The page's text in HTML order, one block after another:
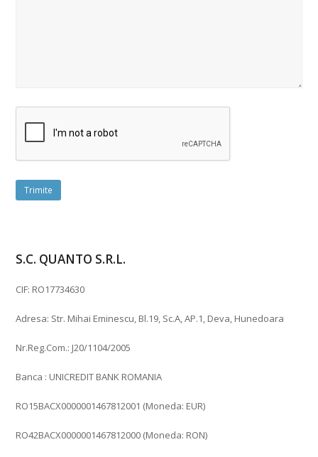
S.C. QUANTO S.R.L.
CIF: RO17734630
Adresa: Str. Mihai Eminescu, Bl.19, Sc.A, AP.1, Deva, Hunedoara
Nr.Reg.Com.: J20/1104/2005
Banca : UNICREDIT BANK ROMANIA
RO15BACX0000001467812001 (Moneda: EUR)
RO42BACX0000001467812000 (Moneda: RON)